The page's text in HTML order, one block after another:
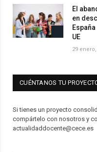
El
en
UE
29
CUÉNTANOS TU
Si tienes un proyecto
compártelo con nosotros y
actualidaddocente@cece.es